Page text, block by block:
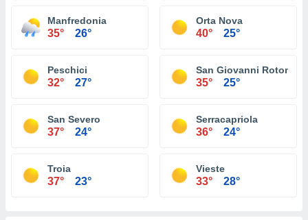
Manfredonia
35° 26°
Orta Nova
40° 25°
Peschici
32° 27°
San Giovanni Rotondo
35° 25°
San Severo
37° 24°
Serracapriola
36° 24°
Troia
37° 23°
Vieste
33° 28°